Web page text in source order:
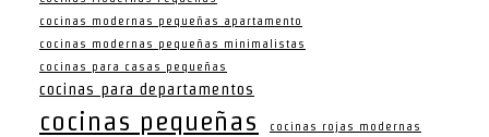
cocinas modernas pequeñas apartamento
cocinas modernas pequeñas minimalistas
cocinas para casas pequeñas
cocinas para departamentos
cocinas pequeñas cocinas rojas modernas